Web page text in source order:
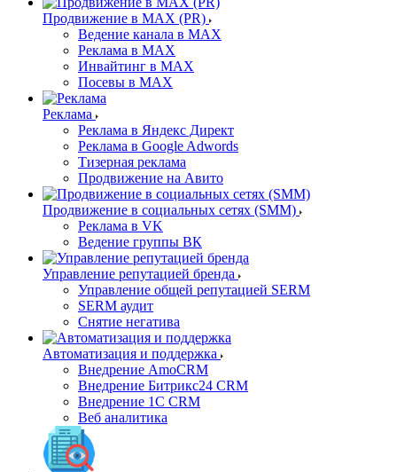
Продвижение в MAX (PR)
Ведение канала в MAX
Реклама в MAX
Инвайтинг в MAX
Посевы в MAX
Реклама
Реклама в Яндекс Директ
Реклама в Google Adwords
Тизерная реклама
Продвижение на Авито
Продвижение в социальных сетях (SMM)
Реклама в VK
Ведение группы ВК
Управление репутацией бренда
Управление общей репутацией SERM
SERM аудит
Снятие негатива
Автоматизация и поддержка
Внедрение AmoCRM
Внедрение Битрикс24 CRM
Внедрение 1C CRM
Веб аналитика